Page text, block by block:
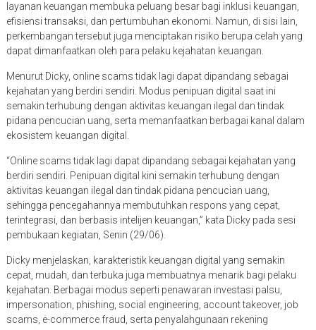
layanan keuangan membuka peluang besar bagi inklusi keuangan,
efisiensi transaksi, dan pertumbuhan ekonomi. Namun, di sisi lain,
perkembangan tersebut juga menciptakan risiko berupa celah yang
dapat dimanfaatkan oleh para pelaku kejahatan keuangan.
Menurut Dicky, online scams tidak lagi dapat dipandang sebagai
kejahatan yang berdiri sendiri. Modus penipuan digital saat ini
semakin terhubung dengan aktivitas keuangan ilegal dan tindak
pidana pencucian uang, serta memanfaatkan berbagai kanal dalam
ekosistem keuangan digital.
“Online scams tidak lagi dapat dipandang sebagai kejahatan yang
berdiri sendiri. Penipuan digital kini semakin terhubung dengan
aktivitas keuangan ilegal dan tindak pidana pencucian uang,
sehingga pencegahannya membutuhkan respons yang cepat,
terintegrasi, dan berbasis intelijen keuangan,” kata Dicky pada sesi
pembukaan kegiatan, Senin (29/06).
Dicky menjelaskan, karakteristik keuangan digital yang semakin
cepat, mudah, dan terbuka juga membuatnya menarik bagi pelaku
kejahatan. Berbagai modus seperti penawaran investasi palsu,
impersonation, phishing, social engineering, account takeover, job
scams, e-commerce fraud, serta penyalahgunaan rekening